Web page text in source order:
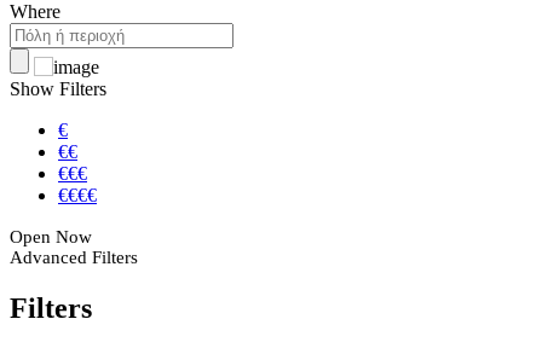
Where
Show Filters
€
€€
€€€
€€€€
Open Now
Advanced Filters
Filters